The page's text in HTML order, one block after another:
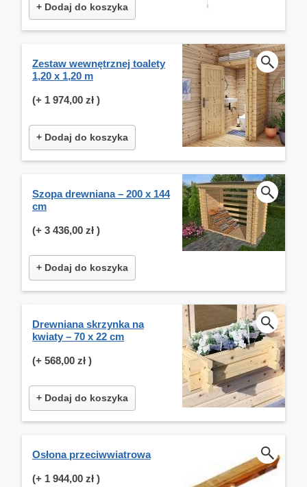
+ Dodaj do koszyka
Zestaw wewnętrznej toalety
1,20 x 1,20 m
(+ 1 974,00 zł )
+ Dodaj do koszyka
Szopa drewniana – 200 x 144
cm
(+ 3 436,00 zł )
+ Dodaj do koszyka
Drewniana skrzynka na
kwiaty – 70 x 22 cm
(+ 568,00 zł )
+ Dodaj do koszyka
Osłona przeciwwiatrowa
(+ 1 944,00 zł )